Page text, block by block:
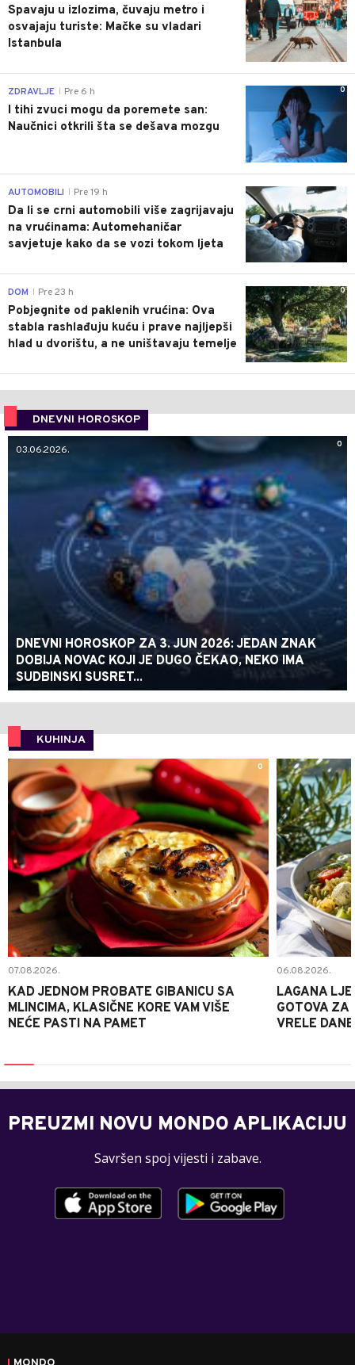
Spavaju u izlozima, čuvaju metro i
osvajaju turiste: Mačke su vladari
Istanbula
0
ZDRAVLJE Pre 6 h
I tihi zvuci mogu da poremete san:
Naučnici otkrili šta se dešava mozgu
AUTOMOBILI Pre 19 h
Da li se crni automobili više zagrijavaju
na vrućinama: Automehaničar
savjetuje kako da se vozi tokom ljeta
0
DOM Pre 23 h
Pobjegnite od paklenih vrućina: Ova
stabla rashlađuju kuću i prave najljepši
hlad u dvorištu, a ne uništavaju temelje
DNEVNI HOROSKOP
0
03.06.2026.
DNEVNI HOROSKOP ZA 3. JUN 2026: JEDAN ZNAK
DOBIJA NOVAC KOJI JE DUGO ČEKAO, NEKO IMA
SUDBINSKI SUSRET...
KUHINJA
0
07.08.2026.
KAD JEDNOM PROBATE GIBANICU SA
MLINCIMA, KLASIČNE KORE VAM VIŠE
NEĆE PASTI NA PAMET
06.08.2026.
LAGANA
GOTOVA ZA
VRELE DANE
PREUZMI NOVU MONDO APLIKACIJU
Savršen spoj vijesti i zabave.